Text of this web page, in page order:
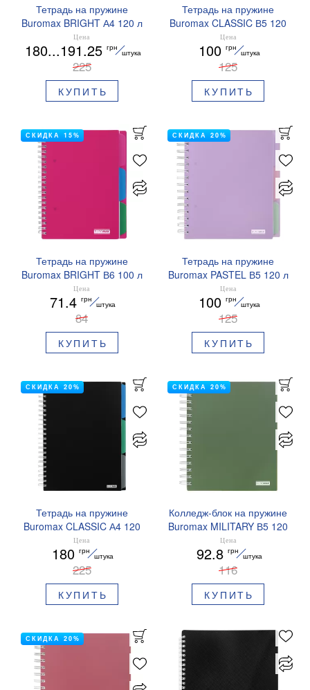
Тетрадь на пружине
Buromax BRIGHT А4 120 л
клетка BM.24345912
Цена
180...191.25 грн
штука
225
КУПИТЬ
Тетрадь на пружине
Buromax CLASSIC В5 120
л клетка BM.24355911
Цена
100 грн
штука
125
КУПИТЬ
Тетрадь на пружине
Buromax BRIGHT В6 100 л
клетка BM.24365912
Цена
71.4 грн
штука
84
КУПИТЬ
СКИДКА 15%
Тетрадь на пружине
Buromax PASTEL В5 120 л
клетка BM.24355912
Цена
100 грн
штука
125
КУПИТЬ
СКИДКА 20%
Тетрадь на пружине
Buromax CLASSIC А4 120
л клетка BM.24345911
Цена
180 грн
штука
225
КУПИТЬ
СКИДКА 20%
Колледж-блок на пружине
Buromax MILITARY В5 120
л клетка зеленый
BM.24155912-16
Цена
92.8 грн
штука
116
КУПИТЬ
СКИДКА 20%
СКИДКА 20%